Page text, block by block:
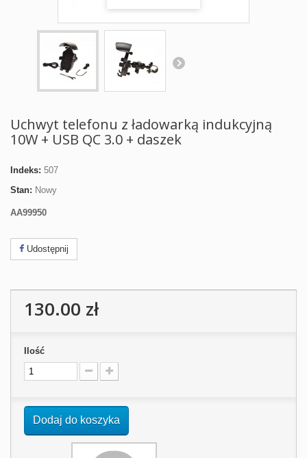
Uchwyt telefonu z ładowarką indukcyjną
10W + USB QC 3.0 + daszek
Indeks: 507
Stan: Nowy
AA99950
Udostępnij
130.00 zł
Ilość
Dodaj do koszyka